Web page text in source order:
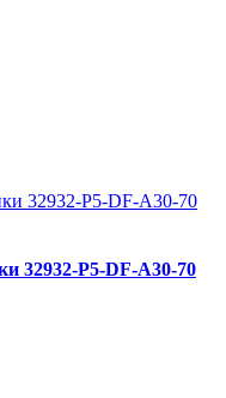
32932-P5-DF-A30-70